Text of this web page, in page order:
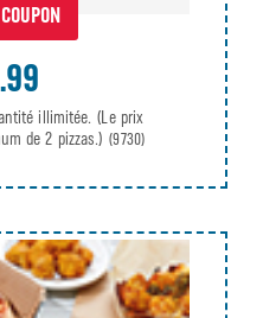
illimitée. (Le prix
de 2 pizzas.) (9730)